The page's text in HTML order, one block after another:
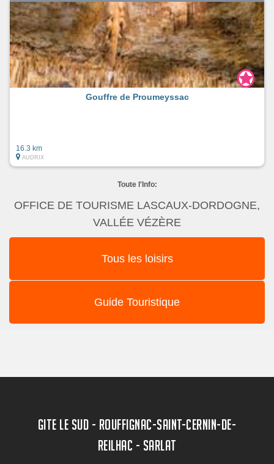
Gouffre de Proumeyssac
16.3 km
AUDRIX
Toute l'Info:
OFFICE DE TOURISME LASCAUX-DORDOGNE,
VALLÉE VÉZÈRE
Tous les loisirs
Guide Touristique
GITE LE SUD - ROUFFIGNAC-SAINT-CERNIN-DE-
REILHAC - SARLAT